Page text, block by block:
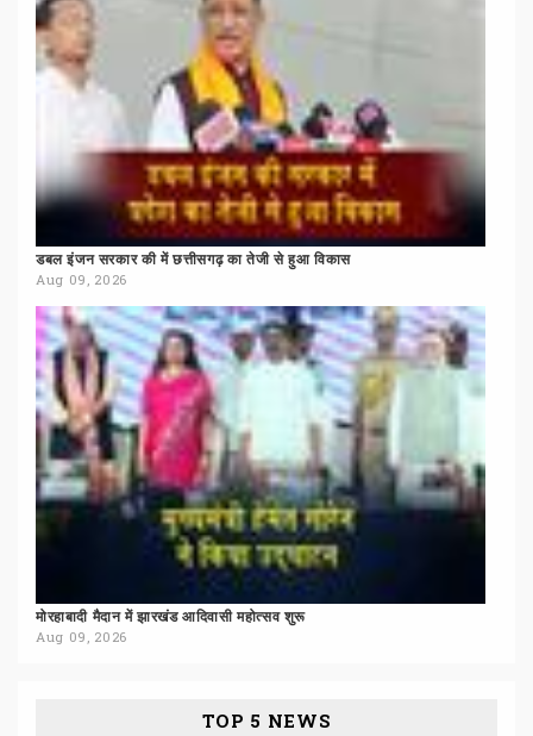
डबल इंजन सरकार की में छत्तीसगढ़ का तेजी से हुआ विकास
Aug 09, 2026
मोरहाबादी मैदान में झारखंड आदिवासी महोत्सव शुरू
Aug 09, 2026
TOP 5 NEWS